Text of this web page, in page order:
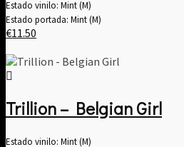
Estado vinilo: Mint (M)
Estado portada: Mint (M)
€11.50
Trillion – Belgian Girl
Estado vinilo: Mint (M)